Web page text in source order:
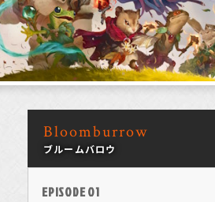
Bloomburrow
ブルームバロウ
EPISODE 01